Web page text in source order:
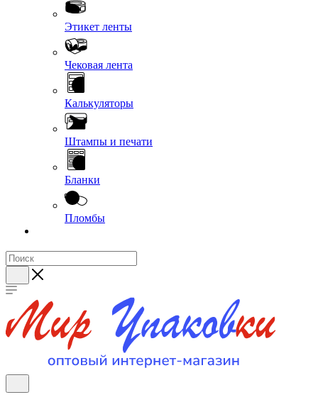
Этикет ленты
Чековая лента
Калькуляторы
Штампы и печати
Бланки
Пломбы